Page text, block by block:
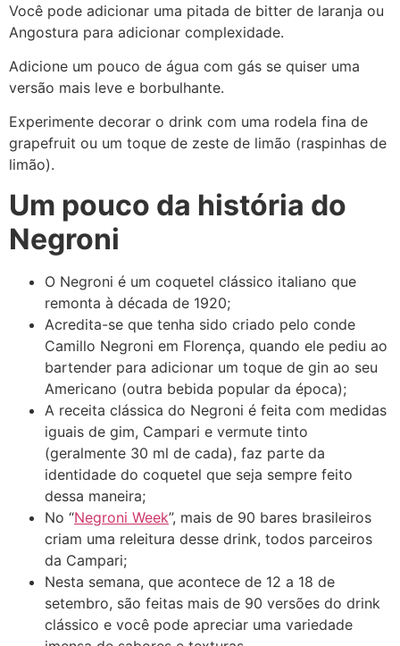
Você pode adicionar uma pitada de bitter de laranja ou
Angostura para adicionar complexidade.
Adicione um pouco de água com gás se quiser uma
versão mais leve e borbulhante.
Experimente decorar o drink com uma rodela fina de
grapefruit ou um toque de zeste de limão (raspinhas de
limão).
Um pouco da história do
Negroni
O Negroni é um coquetel clássico italiano que
remonta à década de 1920;
Acredita-se que tenha sido criado pelo conde
Camillo Negroni em Florença, quando ele pediu ao
bartender para adicionar um toque de gin ao seu
Americano (outra bebida popular da época);
A receita clássica do Negroni é feita com medidas
iguais de gim, Campari e vermute tinto
(geralmente 30 ml de cada), faz parte da
identidade do coquetel que seja sempre feito
dessa maneira;
No “Negroni Week”, mais de 90 bares brasileiros
criam uma releitura desse drink, todos parceiros
da Campari;
Nesta semana, que acontece de 12 a 18 de
setembro, são feitas mais de 90 versões do drink
clássico e você pode apreciar uma variedade